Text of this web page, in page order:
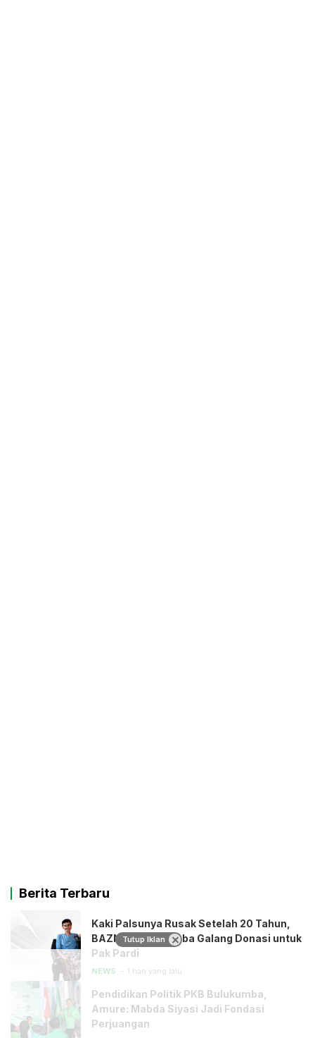
Berita Terbaru
Kaki Palsunya Rusak Setelah 20 Tahun,
BAZNAS Bulukumba Galang Donasi untuk
Pak Pardi
NEWS 1 hari yang lalu
Pendidikan Politik PKB Bulukumba,
Amure: Mabda Siyasi Jadi Fondasi
Perjuangan
Tutup Iklan